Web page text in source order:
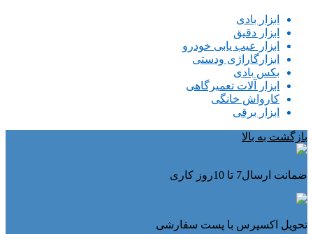
ابزار بادی
ابزار دقیق
ابزار عیب یابی خودرو
ابزارگاراژی ودستی
بکس بادی
ابزار آلات تعمیرگاهی
کارواش خانگی
ابزار برقی
بازگشت به بالا
ضمانت ارسال7 تا 10روز کاری
تحویل اکسپرس با پست سفارشی